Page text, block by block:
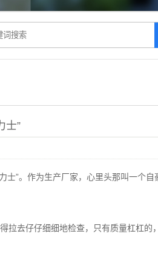
士”
”。作为生产厂家，心里头那叫一个自
去仔仔细细地检查，只有质量杠杠的